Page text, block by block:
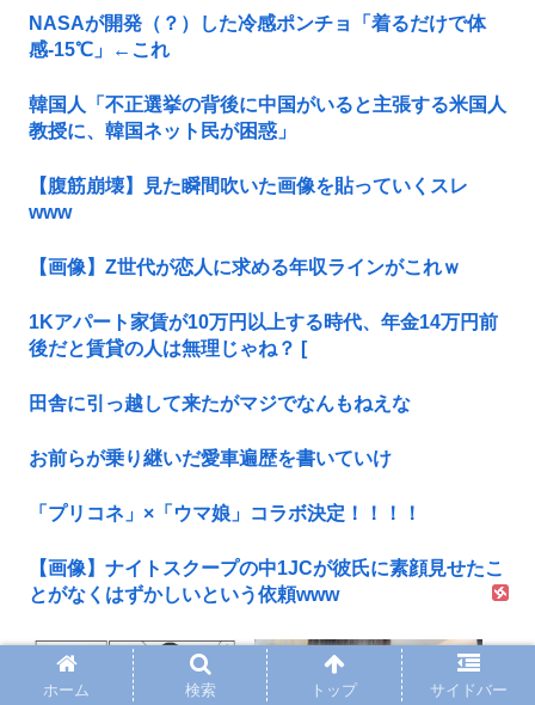
NASAが開発（？）した冷感ポンチョ「着るだけで体
感-15℃」←これ
韓国人「不正選挙の背後に中国がいると主張する米国人
教授に、韓国ネット民が困惑」
【腹筋崩壊】見た瞬間吹いた画像を貼っていくスレ
www
【画像】Z世代が恋人に求める年収ラインがこれｗ
1Kアパート家賃が10万円以上する時代、年金14万円前
後だと賃貸の人は無理じゃね？ [
田舎に引っ越して来たがマジでなんもねえな
お前らが乗り継いだ愛車遍歴を書いていけ
「プリコネ」×「ウマ娘」コラボ決定！！！！
【画像】ナイトスクープの中1JCが彼氏に素顔見せたこ
とがなくはずかしいという依頼www
ホーム 検索 トップ サイドバー